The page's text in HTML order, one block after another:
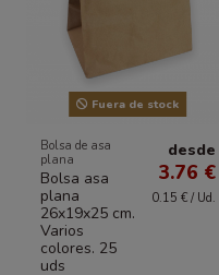
Fuera de stock
Bolsa de asa
plana
Bolsa asa
plana
26x19x25 cm.
Varios
colores. 25
uds
desde
3.76 €
0.15 € / Ud.